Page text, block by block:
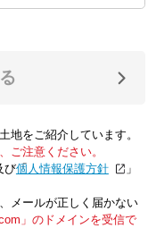
地をご紹介しています。
ご注意ください。
び「個人情報保護方針
」
メールが正しく届かない
」のドメインを受信で